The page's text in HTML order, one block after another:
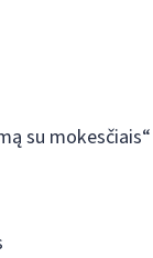
su mokesčiais“